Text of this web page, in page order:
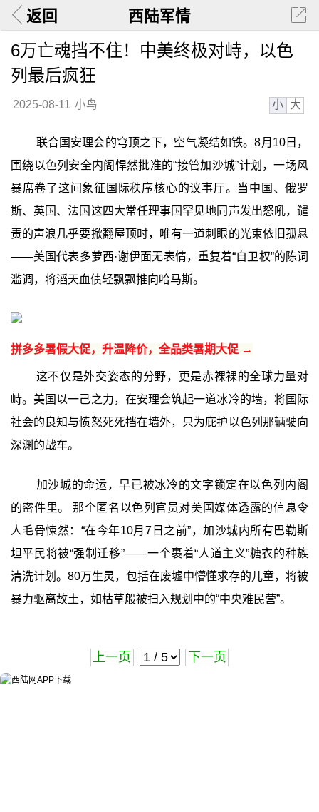
返回 西陆军情
6万亡魂挡不住！中美终极对峙，以色
列最后疯狂
2025-08-11 小鸟 小 大
联合国安理会的穹顶之下，空气凝结如铁。8月10日，
围绕以色列安全内阁悍然批准的“接管加沙城”计划，一场风
暴席卷了这间象征国际秩序核心的议事厅。当中国、俄罗
斯、英国、法国这四大常任理事国罕见地同声发出怒吼，谴
责的声浪几乎要掀翻屋顶时，唯有一道刺眼的光束依旧孤悬
——美国代表多萝西·谢伊面无表情，重复着“自卫权”的陈词
滥调，将滔天血债轻飘飘推向哈马斯。
拼多多暑假大促，升温降价，全品类暑期大促 →
这不仅是外交姿态的分野，更是赤裸裸的全球力量对
峙。美国以一己之力，在安理会筑起一道冰冷的墙，将国际
社会的良知与愤怒死死挡在墙外，只为庇护以色列那辆驶向
深渊的战车。
加沙城的命运，早已被冰冷的文字锁定在以色列内阁
的密件里。 那个匿名以色列官员对美国媒体透露的信息令
人毛骨悚然：“在今年10月7日之前”，加沙城内所有巴勒斯
坦平民将被“强制迁移”——一个裹着“人道主义”糖衣的种族
清洗计划。80万生灵，包括在废墟中懵懂求存的儿童，将被
暴力驱离故土，如枯草般被扫入规划中的“中央难民营”。
上一页 下一页